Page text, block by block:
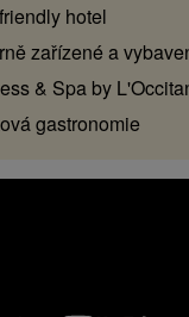
hotel
zařízené a
& Spa by
gastronomie